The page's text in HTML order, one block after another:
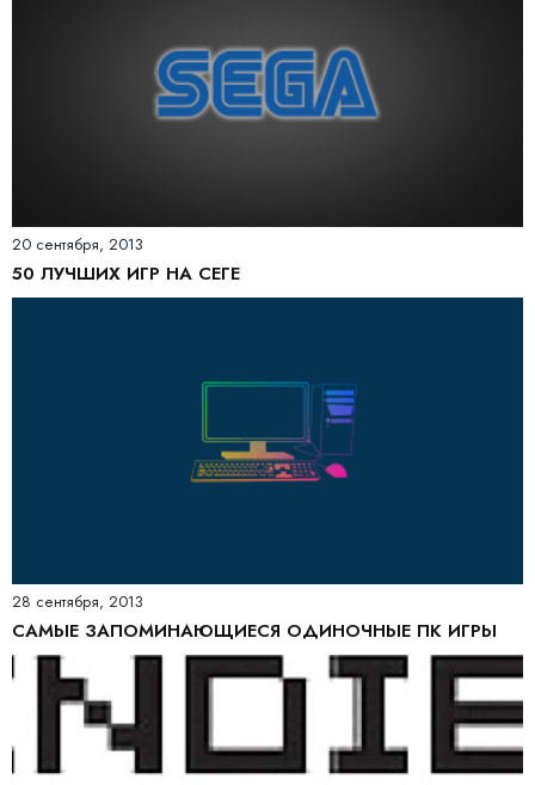
20 сентября, 2013
50 ЛУЧШИХ ИГР НА СЕГЕ
28 сентября, 2013
САМЫЕ ЗАПОМИНАЮЩИЕСЯ ОДИНОЧНЫЕ ПК ИГРЫ